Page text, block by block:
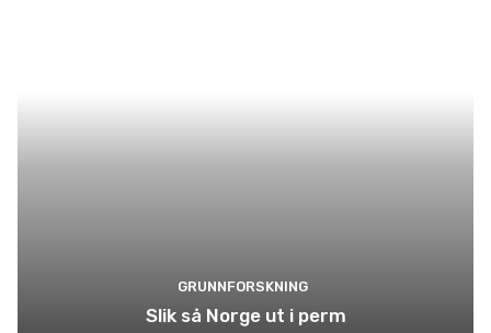
GRUNNFORSKNING
Slik så Norge ut i perm